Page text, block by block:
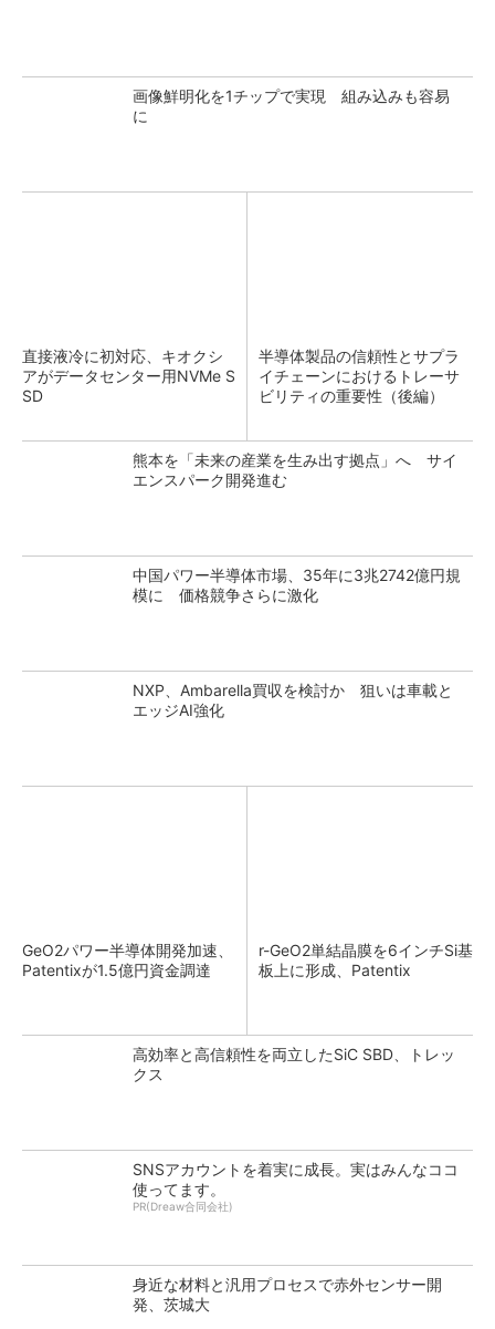
画像鮮明化を1チップで実現 組み込みも容易
に
直接液冷に初対応、キオクシ
アがデータセンター用NVMe S
SD
半導体製品の信頼性とサプラ
イチェーンにおけるトレーサ
ビリティの重要性（後編）
熊本を「未来の産業を生み出す拠点」へ サイ
エンスパーク開発進む
中国パワー半導体市場、35年に3兆2742億円規
模に 価格競争さらに激化
NXP、Ambarella買収を検討か 狙いは車載と
エッジAI強化
GeO2パワー半導体開発加速、
Patentixが1.5億円資金調達
r-GeO2単結晶膜を6インチSi基
板上に形成、Patentix
高効率と高信頼性を両立したSiC SBD、トレッ
クス
SNSアカウントを着実に成長。実はみんなココ
使ってます。
PR(Dreaw合同会社)
身近な材料と汎用プロセスで赤外センサー開
発、茨城大